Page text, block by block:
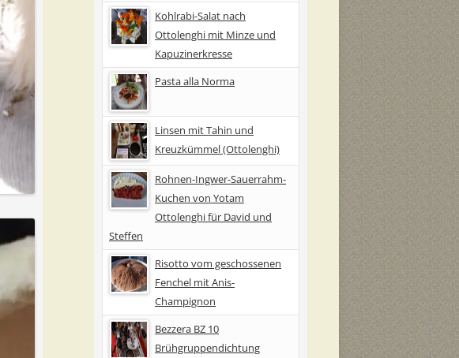
Kohlrabi-Salat nach
Ottolenghi mit Minze und
Kapuzinerkresse
Pasta alla Norma
Linsen mit Tahin und
Kreuzkümmel (Ottolenghi)
Rohnen-Ingwer-Sauerrahm-
Kuchen von Yotam
Ottolenghi für David und
Steffen
Risotto vom geschossenen
Fenchel mit Anis-
Champignon
Bezzera BZ 10
Brühgruppendichtung